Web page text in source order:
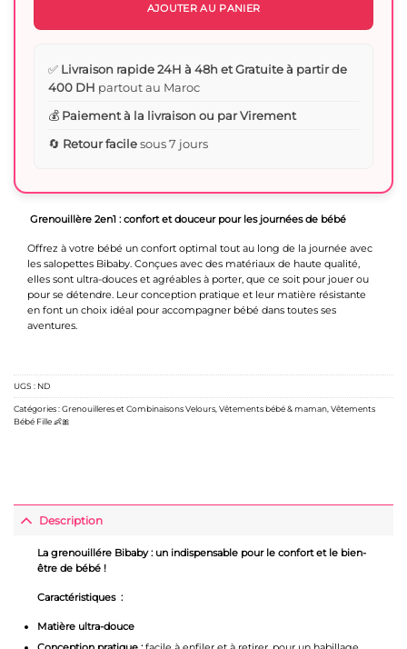
Grenouillère 2en1 : confort et douceur pour les journées de bébé
Offrez à votre bébé un confort optimal tout au long de la journée avec
les salopettes Bibaby. Conçues avec des matériaux de haute qualité,
elles sont ultra-douces et agréables à porter, que ce soit pour jouer ou
pour se détendre. Leur conception pratique et leur matière résistante
en font un choix idéal pour accompagner bébé dans toutes ses
aventures.
AJOUTER AU PANIER
✅ Livraison rapide 24H à 48h et Gratuite à partir de
400 DH partout au Maroc
💰 Paiement à la livraison ou par Virement
🔄 Retour facilesous 7 jours
UGS : ND
Catégories :Grenouilleres et Combinaisons Velours Vêtements bébé & maman Vêtements
Bébé Fille 👶🎀
Description
La grenouillére Bibaby : un indispensable pour le confort et le bien-
être de bébé !
Caractéristiques :
Matière ultra-douce